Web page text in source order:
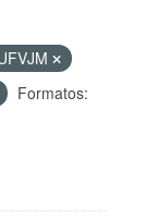
Formatos: